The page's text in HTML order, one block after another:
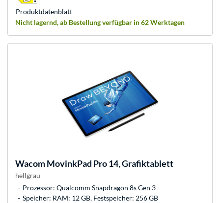
Nicht lagernd, ab Bestellung verfügbar in 62 Werktagen
Produkt­datenblatt
WacomMovinkPad Pro 14, Grafiktablett
hellgrau
Prozessor: Qualcomm Snapdragon 8s Gen 3
Speicher: RAM: 12 GB, Festspeicher: 256 GB